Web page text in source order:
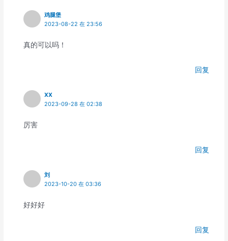
鸡腿堡
2023-08-22 在 23:56
真的可以吗！
回复
XX
2023-09-28 在 02:38
厉害
回复
刘
2023-10-20 在 03:36
好好好
回复